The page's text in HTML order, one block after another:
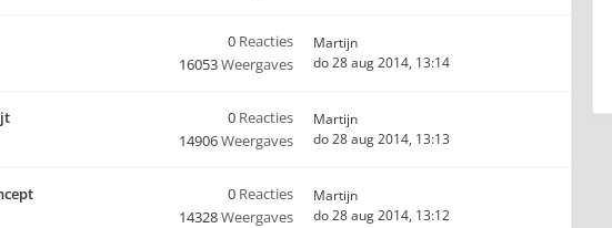
0 Reacties
16053Weergaves
Martijn
do 28 aug 2014, 13:14
0 Reacties
14906Weergaves
Martijn
do 28 aug 2014, 13:13
0 Reacties
14328Weergaves
Martijn
do 28 aug 2014, 13:12